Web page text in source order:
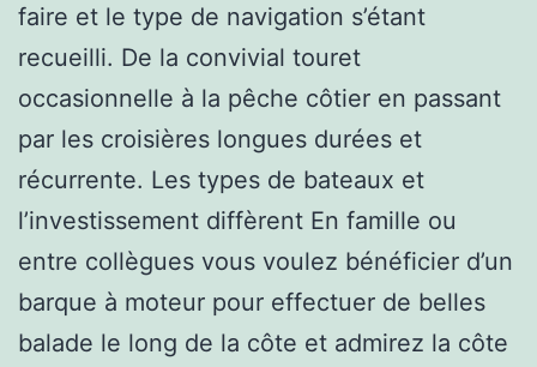
faire et le type de navigation s’étant
recueilli. De la convivial touret
occasionnelle à la pêche côtier en passant
par les croisières longues durées et
récurrente. Les types de bateaux et
l’investissement diffèrent En famille ou
entre collègues vous voulez bénéficier d’un
barque à moteur pour effectuer de belles
balade le long de la côte et admirez la côte